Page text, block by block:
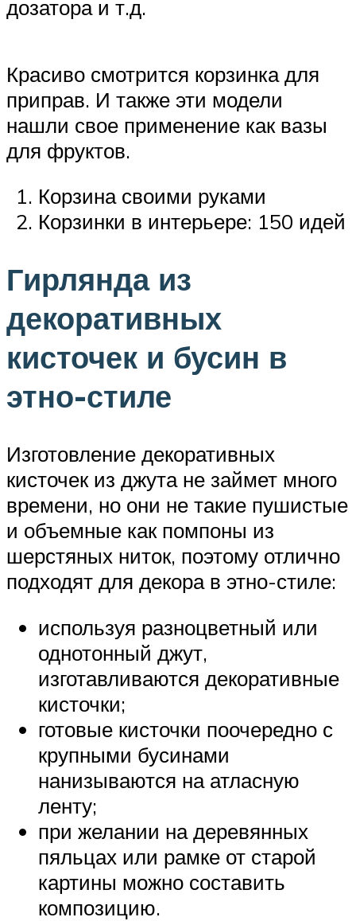
дозатора и т.д.
Красиво смотрится корзинка для
приправ. И также эти модели
нашли свое применение как вазы
для фруктов.
Корзина своими руками
Корзинки в интерьере: 150 идей
Гирлянда из
декоративных
кисточек и бусин в
этно-стиле
Изготовление декоративных
кисточек из джута не займет много
времени, но они не такие пушистые
и объемные как помпоны из
шерстяных ниток, поэтому отлично
подходят для декора в этно-стиле:
используя разноцветный или
однотонный джут,
изготавливаются декоративные
кисточки;
готовые кисточки поочередно с
крупными бусинами
нанизываются на атласную
ленту;
при желании на деревянных
пяльцах или рамке от старой
картины можно составить
композицию.